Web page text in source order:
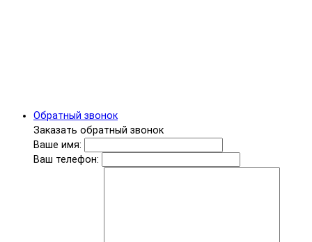
Обратный звонок
Заказать обратный звонок
Ваше имя:
Ваш телефон: